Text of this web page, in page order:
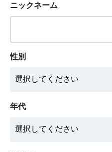
ニックネーム
性別
年代